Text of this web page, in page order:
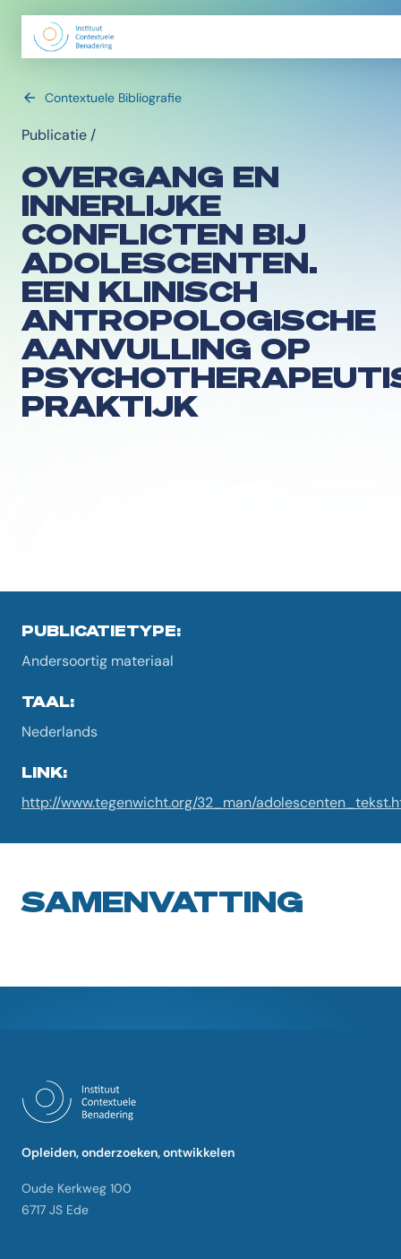
Contextuele Bibliografie
Publicatie /
OVERGANG EN
INNERLIJKE
CONFLICTEN BIJ
ADOLESCENTEN.
EEN KLINISCH
ANTROPOLOGISCHE
AANVULLING OP
PRAKTIJK
PUBLICATIETYPE:
Andersoortig materiaal
TAAL:
Nederlands
LINK:
http://www.tegenwicht.org/32_man/
SAMENVATTING
Opleiden, onderzoeken, ontwikkelen
Oude Kerkweg 100
6717 JS Ede